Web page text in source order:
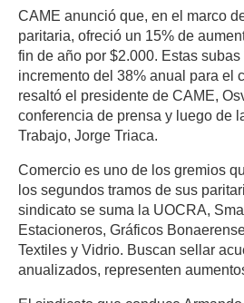
CAME anunció que, en el marco
paritaria, ofreció un 15% de
fin de año por $2.000. Estas subas
incremento del 38% anual para el
resaltó el presidente de CAME,
conferencia de prensa y luego de
Trabajo, Jorge Triaca.
Comercio es uno de los gremios
los segundos tramos de sus
sindicato se suma la UOCRA,
Estacioneros, Gráficos
Textiles y Vidrio. Buscan sellar
anualizados, representen